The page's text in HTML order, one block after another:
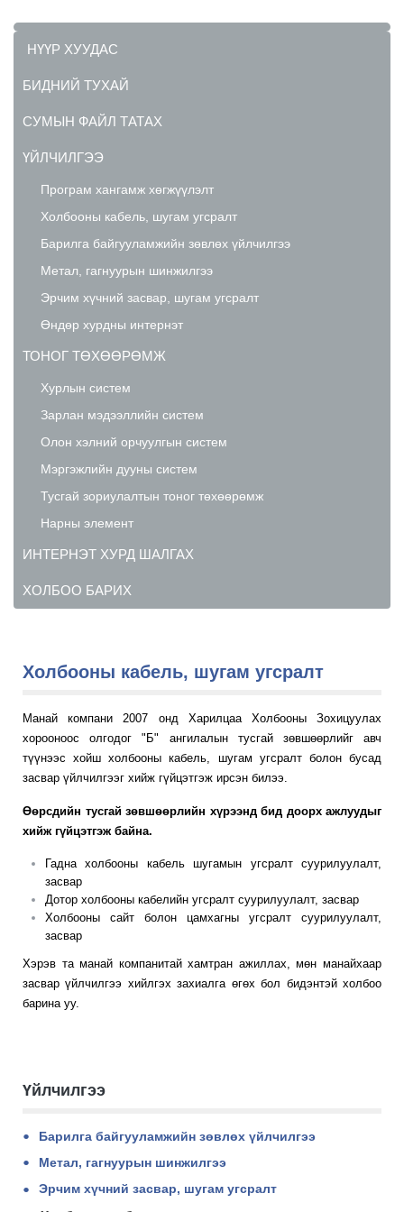
НҮҮР ХУУДАС
БИДНИЙ ТУХАЙ
СУМЫН ФАЙЛ ТАТАХ
ҮЙЛЧИЛГЭЭ
Програм хангамж хөгжүүлэлт
Холбооны кабель, шугам угсралт
Барилга байгууламжийн зөвлөх үйлчилгээ
Метал, гагнуурын шинжилгээ
Эрчим хүчний засвар, шугам угсралт
Өндөр хурдны интернэт
ТОНОГ ТӨХӨӨРӨМЖ
Хурлын систем
Зарлан мэдээллийн систем
Олон хэлний орчуулгын систем
Мэргэжлийн дууны систем
Тусгай зориулалтын тоног төхөөрөмж
Нарны элемент
ИНТЕРНЭТ ХУРД ШАЛГАХ
ХОЛБОО БАРИХ
Холбооны кабель, шугам угсралт
Манай компани 2007 онд Харилцаа Холбооны Зохицуулах
хорооноос олгодог "Б" ангилалын тусгай зөвшөөрлийг авч
түүнээс хойш холбооны кабель, шугам угсралт болон бусад
засвар үйлчилгээг хийж гүйцэтгэж ирсэн билээ.
Өөрсдийн тусгай зөвшөөрлийн хүрээнд бид доорх ажлуудыг
хийж гүйцэтгэж байна.
Гадна холбооны кабель шугамын угсралт суурилуулалт,
засвар
Дотор холбооны кабелийн угсралт суурилуулалт, засвар
Холбооны сайт болон цамхагны угсралт суурилуулалт,
засвар
Хэрэв та манай компанитай хамтран ажиллах, мөн манайхаар
засвар үйлчилгээ хийлгэх захиалга өгөх бол бидэнтэй холбоо
барина уу.
Үйлчилгээ
Барилга байгууламжийн зөвлөх үйлчилгээ
Метал, гагнуурын шинжилгээ
Эрчим хүчний засвар, шугам угсралт